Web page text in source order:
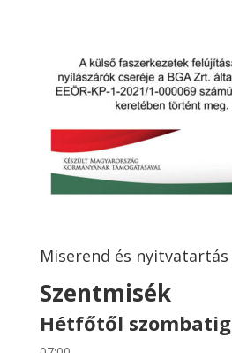
Miserend és nyitvatartás
Szentmisék
Hétfőtől szombatig